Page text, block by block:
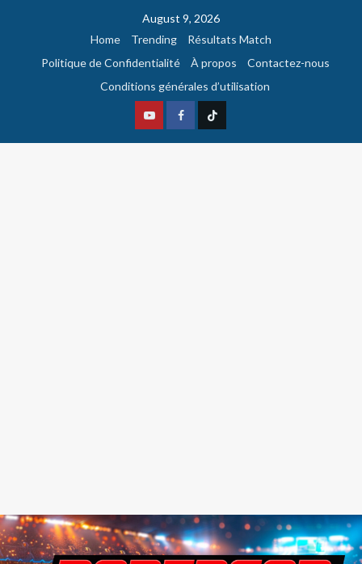
August 9, 2026
Home
Trending
Résultats Match
Politique de Confidentialité
À propos
Contactez-nous
Conditions générales d’utilisation